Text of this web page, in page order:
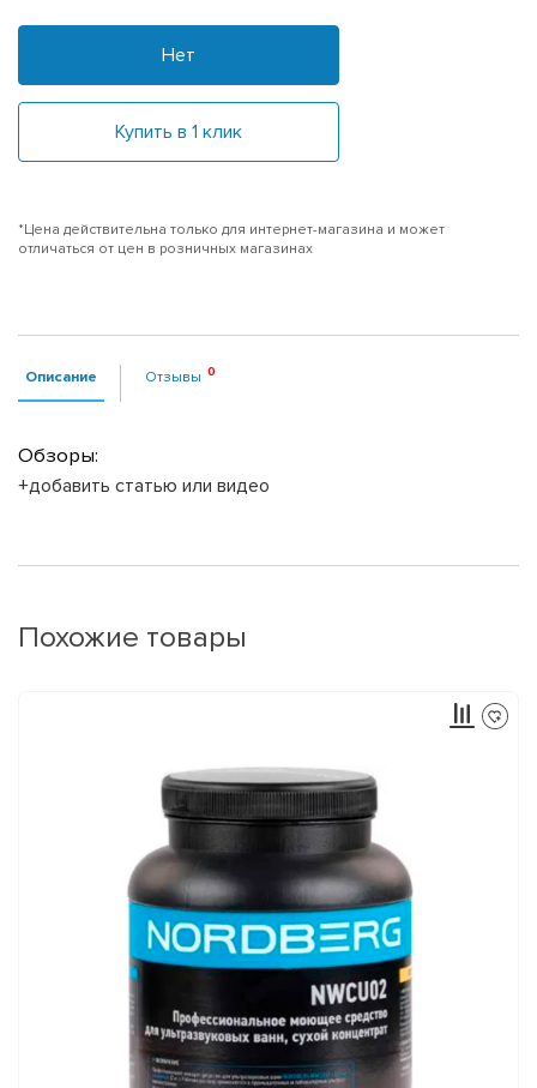
Нет
Купить в 1 клик
*Цена действительна только для интернет-магазина и может
отличаться от цен в розничных магазинах
Описание Отзывы
Обзоры:
+добавить статью или видео
Похожие товары